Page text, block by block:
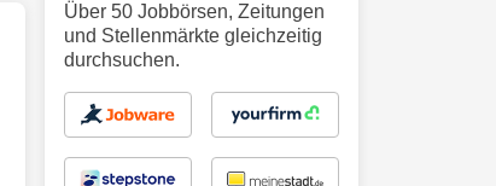
Über 50 Jobbörsen, Zeitungen
und Stellenmärkte gleichzeitig
durchsuchen.